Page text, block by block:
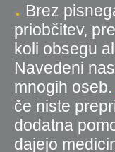
Brez
priobčitev,
koli obsegu
Navedeni
mnogih oseb.
če niste
dodatna
dajejo